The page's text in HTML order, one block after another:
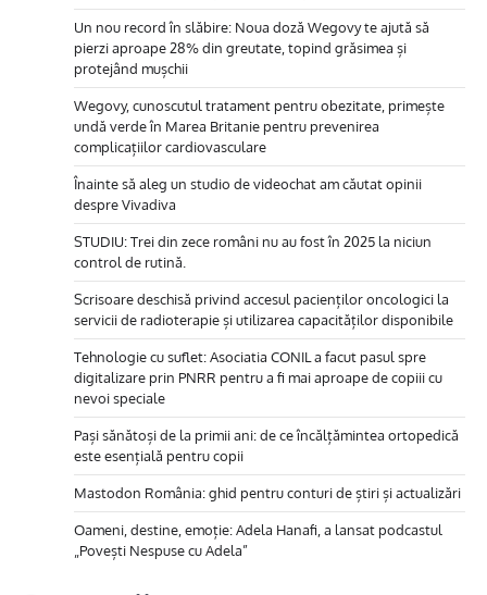
Un nou record în slăbire: Noua doză Wegovy te ajută să
pierzi aproape 28% din greutate, topind grăsimea și
protejând mușchii
Wegovy, cunoscutul tratament pentru obezitate, primește
undă verde în Marea Britanie pentru prevenirea
complicațiilor cardiovasculare
Înainte să aleg un studio de videochat am căutat opinii
despre Vivadiva
STUDIU: Trei din zece români nu au fost în 2025 la niciun
control de rutină.
Scrisoare deschisă privind accesul pacienților oncologici la
servicii de radioterapie și utilizarea capacităților disponibile
Tehnologie cu suflet: Asociatia CONIL a facut pasul spre
digitalizare prin PNRR pentru a fi mai aproape de copiii cu
nevoi speciale
Pași sănătoși de la primii ani: de ce încălțămintea ortopedică
este esențială pentru copii
Mastodon România: ghid pentru conturi de știri și actualizări
Oameni, destine, emoție: Adela Hanafi, a lansat podcastul
„Povești Nespuse cu Adela”